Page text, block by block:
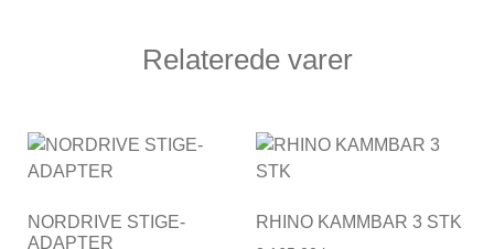
Relaterede varer
NORDRIVE STIGE-
ADAPTER
RHINO KAMMBAR 3 STK